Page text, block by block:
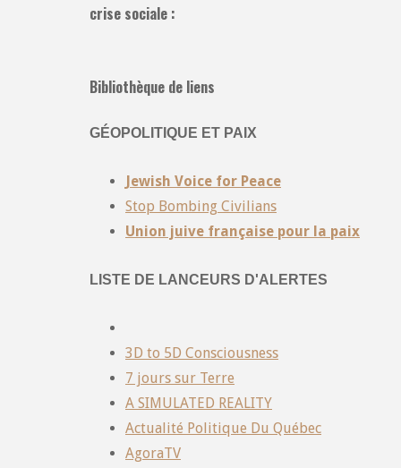
crise sociale :
Bibliothèque de liens
GÉOPOLITIQUE ET PAIX
Jewish Voice for Peace
Stop Bombing Civilians
Union juive française pour la paix
LISTE DE LANCEURS D'ALERTES
3D to 5D Consciousness
7 jours sur Terre
A SIMULATED REALITY
Actualité Politique Du Québec
AgoraTV